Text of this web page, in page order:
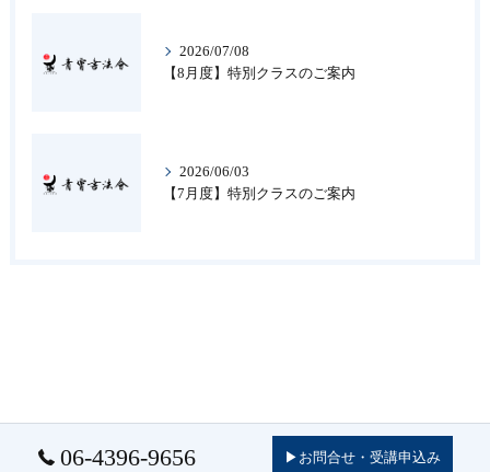
2026/07/08
【8月度】特別クラスのご案内
2026/06/03
【7月度】特別クラスのご案内
06-4396-9656 ▶お問合せ・受講申込み